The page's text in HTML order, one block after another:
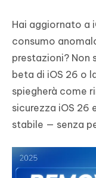
iAnyGo
Hai aggiornato a
consumo
prestazioni? Non
beta di iOS 26 o
spiegherà come
sicurezza iOS 26
stabile — senza